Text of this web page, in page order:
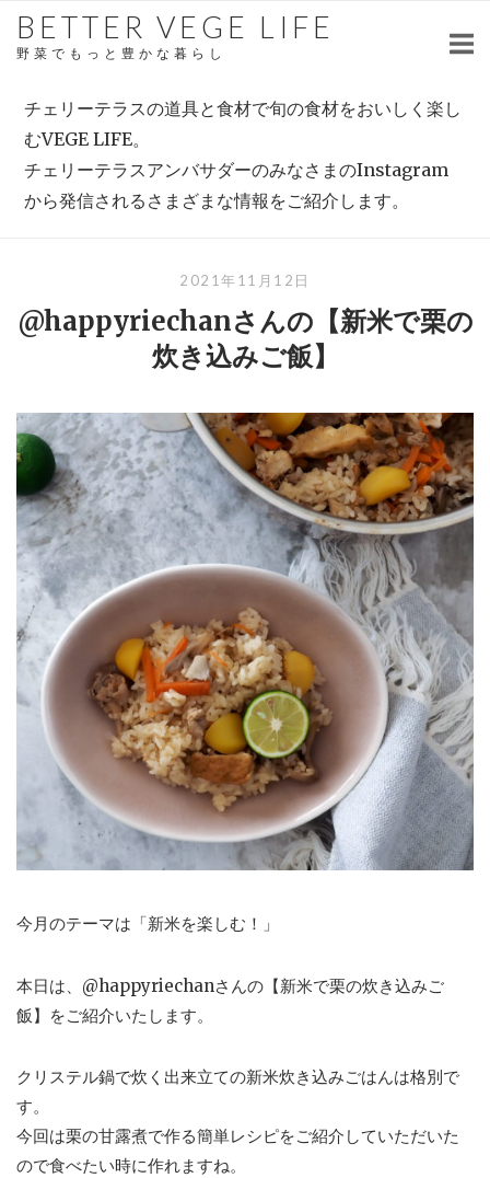
SkipBETTER VEGE LIFE
野菜でもっと豊かな暮らし
チェリーテラスの道具と食材で旬の食材をおいしく楽し
むVEGE LIFE。
チェリーテラスアンバサダーのみなさまのInstagram
から発信されるさまざまな情報をご紹介します。
2021年11月12日
@happyriechanさんの【新米で栗の
炊き込みご飯】
今月のテーマは「新米を楽しむ！」
本日は、@happyriechanさんの【新米で栗の炊き込みご
飯】をご紹介いたします。
クリステル鍋で炊く出来立ての新米炊き込みごはんは格別で
す。
今回は栗の甘露煮で作る簡単レシピをご紹介していただいた
ので食べたい時に作れますね。